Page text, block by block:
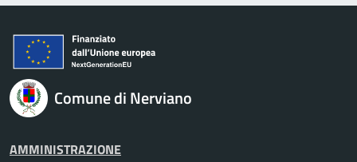
Comune di Nerviano
AMMINISTRAZIONE